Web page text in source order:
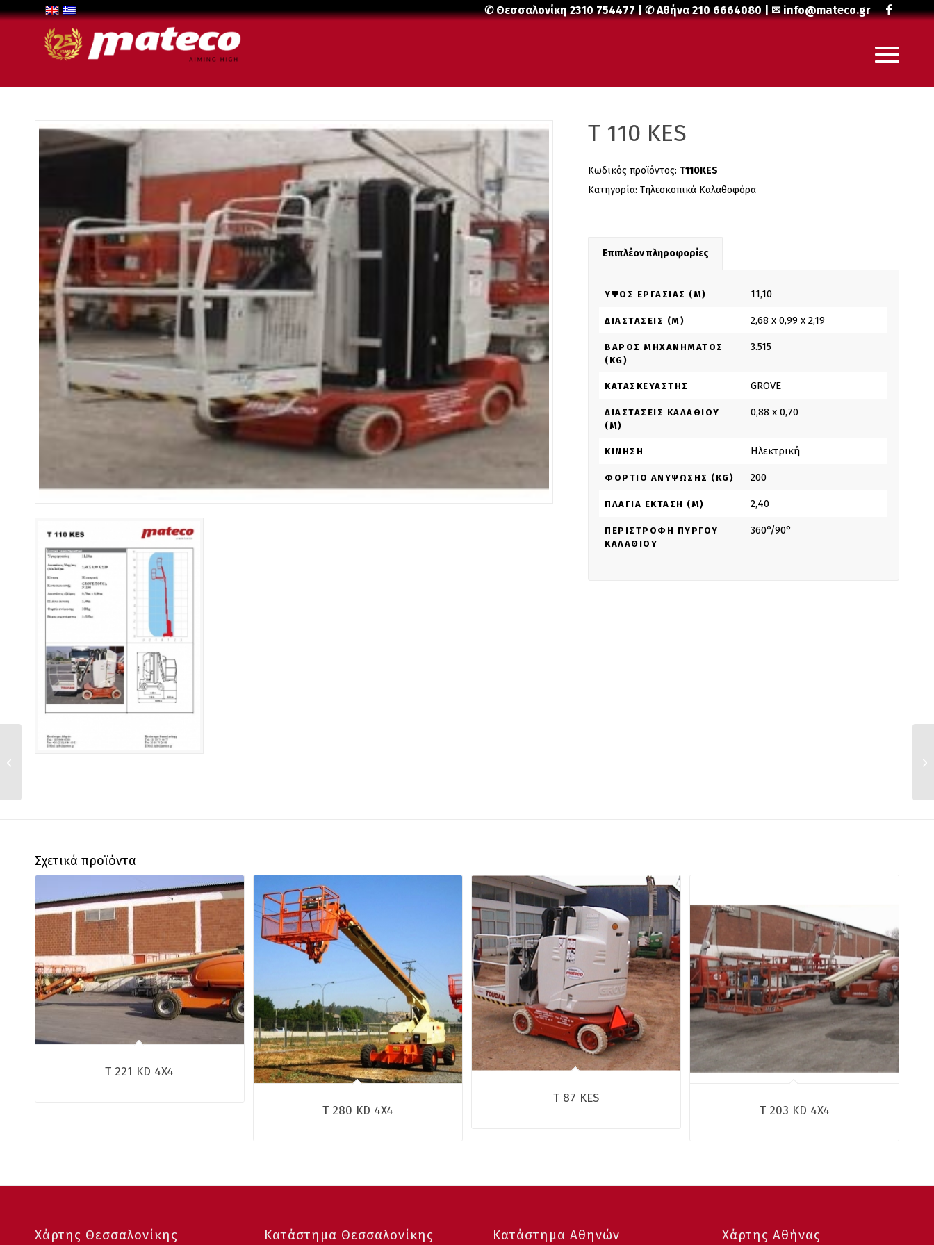
✆ Θεσσαλονίκη2310 754477| ✆ Αθήνα210 6664080| ✉info@mateco.gr
T 110 KES
Κωδικός προϊόντος:T110KES
Κατηγορία:Τηλεσκοπικά Καλαθοφόρα
Επιπλέον πληροφορίες
ΎΨΟΣ ΕΡΓΑΣΊΑΣ (M) 11,10
ΔΙΑΣΤΆΣΕΙΣ (M) 2,68 x 0,99 x 2,19
ΒΆΡΟΣ ΜΗΧΑΝΉΜΑΤΟΣ
(KG)
3.515
ΚΑΤΑΣΚΕΥΑΣΤΉΣ GROVE
ΔΙΑΣΤΆΣΕΙΣ ΚΑΛΑΘΙΟΎ
(M)
0,88 x 0,70
ΚΊΝΗΣΗ Ηλεκτρική
ΦΟΡΤΊΟ ΑΝΎΨΩΣΗΣ (KG) 200
ΠΛΆΓΙΑ ΈΚΤΑΣΗ (M) 2,40
ΠΕΡΙΣΤΡΟΦΉ ΠΎΡΓΟΥ
ΚΑΛΑΘΙΟΎ
360°/90°
Σχετικά προϊόντα
T 221 KD 4X4
T 280 KD 4X4
T 87 KES
T 203 KD 4X4
Χάρτης Θεσσαλονίκης Κατάστημα Θεσσαλονίκης Κατάστημα Αθηνών Χάρτης Αθήνας